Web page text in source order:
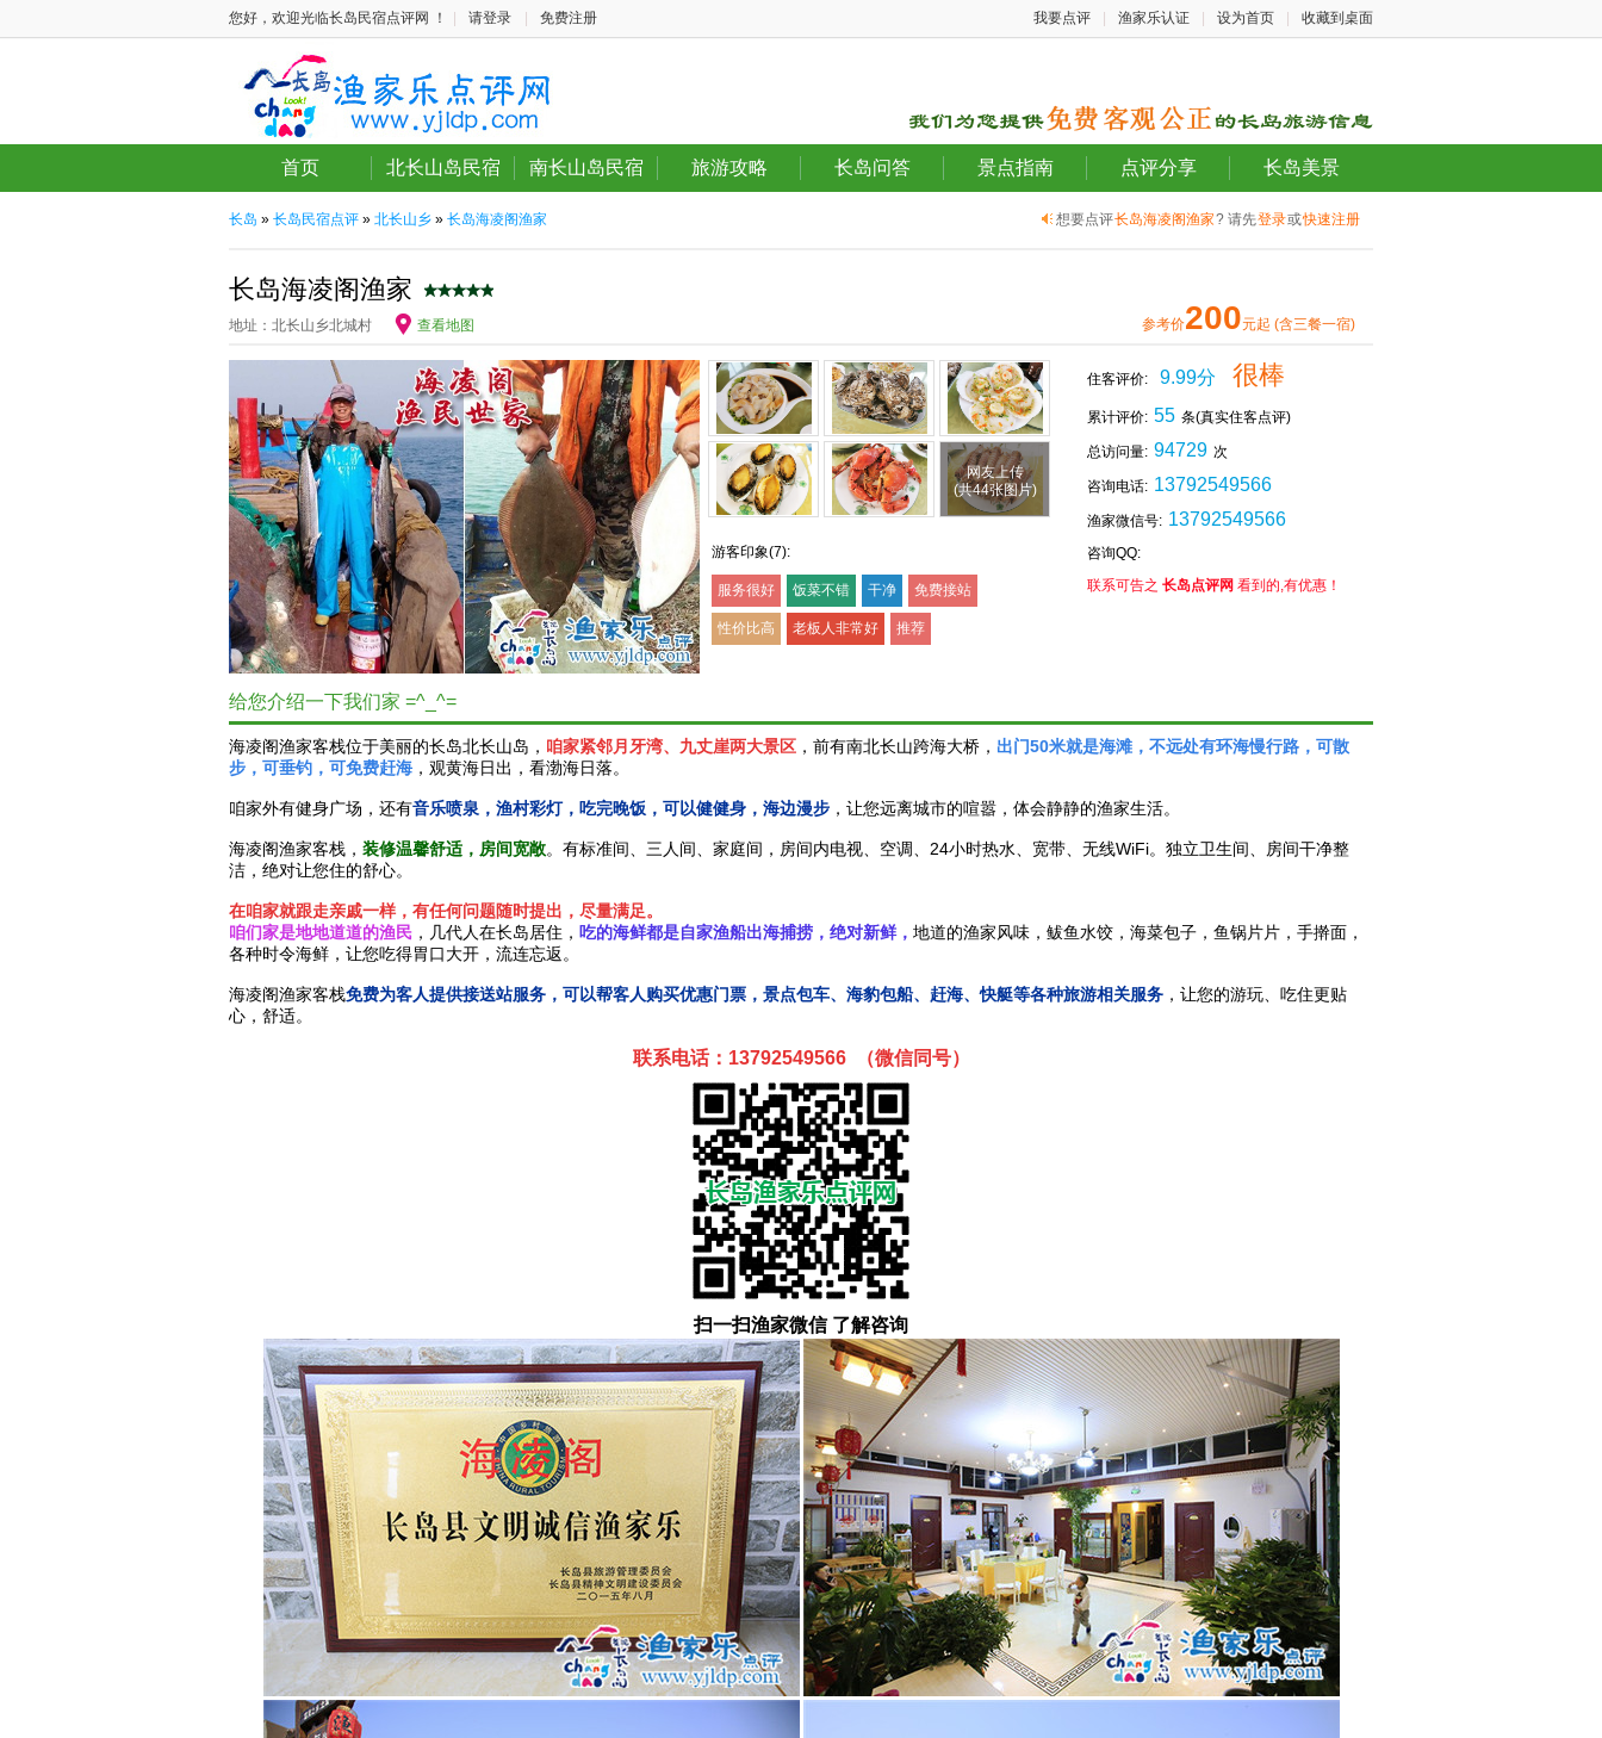
您好，欢迎光临长岛民宿点评网 ！ 请登录 免费注册 我要点评 渔家乐认证 设为首页 收藏到桌面
首页 北长山岛民宿 南长山岛民宿 旅游攻略 长岛问答 景点指南 点评分享 长岛美景
长岛 » 长岛民宿点评 » 北长山乡 » 长岛海凌阁渔家 想要点评长岛海凌阁渔家? 请先登录或快速注册
长岛海凌阁渔家
地址：北长山乡北城村 查看地图 参考价200元起 (含三餐一宿)
网友上传
(共44张图片)
游客印象(7):
服务很好 饭菜不错 干净 免费接站
性价比高 老板人非常好 推荐
住客评价: 9.99分 很棒
累计评价: 55 条(真实住客点评)
总访问量: 94729 次
咨询电话: 13792549566
渔家微信号: 13792549566
咨询QQ:
联系可告之 长岛点评网 看到的,有优惠！
给您介绍一下我们家 =^_^=
海凌阁渔家客栈位于美丽的长岛北长山岛， 咱家紧邻月牙湾、九丈崖两大景区 ，前有南北长山跨海大桥， 出门50米就是海滩，不远处有环海慢行路，可散
步，可垂钓，可免费赶海 ，观黄海日出，看渤海日落。
咱家外有健身广场，还有音乐喷泉，渔村彩灯，吃完晚饭，可以健健身，海边漫步 ，让您远离城市的喧嚣，体会静静的渔家生活。
海凌阁渔家客栈， 装修温馨舒适，房间宽敞。有标准间、三人间、家庭间，房间内电视、空调、24小时热水、宽带、无线WiFi。独立卫生间、房间干净整
洁，绝对让您住的舒心。
在咱家就跟走亲戚一样，有任何问题随时提出，尽量满足。
咱们家是地地道道的渔民 ，几代人在长岛居住， 吃的海鲜都是自家渔船出海捕捞，绝对新鲜， 地道的渔家风味，鲅鱼水饺，海菜包子，鱼锅片片，手擀面，
各种时令海鲜，让您吃得胃口大开，流连忘返。
海凌阁渔家客栈免费为客人提供接送站服务，可以帮客人购买优惠门票，景点包车、海豹包船、赶海、快艇等各种旅游相关服务 ，让您的游玩、吃住更贴
心，舒适。
联系电话：13792549566 （微信同号）
扫一扫渔家微信 了解咨询